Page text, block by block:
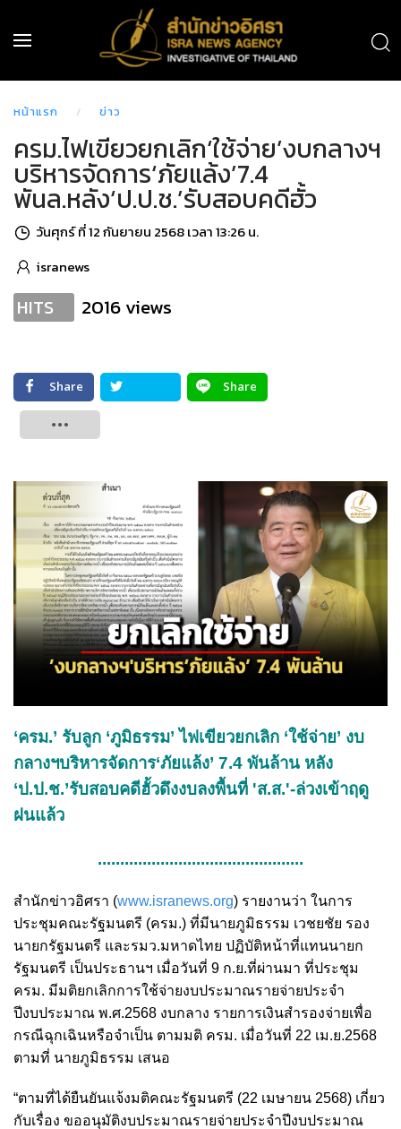
หน้าแรก ข่าว
ครม.ไฟเขียวยกเลิก‘ใช้จ่าย’งบกลางฯ
บริหารจัดการ‘ภัยแล้ง’7.4
พันล.หลัง‘ป.ป.ช.’รับสอบคดีฮั้ว
วันศุกร์ ที่ 12 กันยายน 2568 เวลา 13:26 น.
isranews
HITS 2016 views
Share
Share
‘ครม.’ รับลูก ‘ภูมิธรรม’ ไฟเขียวยกเลิก ‘ใช้จ่าย’ งบ
กลางฯบริหารจัดการ‘ภัยแล้ง’ 7.4 พันล้าน หลัง
‘ป.ป.ช.’รับสอบคดีฮั้วดึงงบลงพื้นที่ 'ส.ส.'-ล่วงเข้าฤดู
ฝนแล้ว
..............................................
สำนักข่าวอิศรา (www.isranews.org) รายงานว่า ในการ
ประชุมคณะรัฐมนตรี (ครม.) ที่มีนายภูมิธรรม เวชยชัย รอง
นายกรัฐมนตรี และรมว.มหาดไทย ปฏิบัติหน้าที่แทนนายก
รัฐมนตรี เป็นประธานฯ เมื่อวันที่ 9 ก.ย.ที่ผ่านมา ที่ประชุม
ครม. มีมติยกเลิกการใช้จ่ายงบประมาณรายจ่ายประจำ
ปีงบประมาณ พ.ศ.2568 งบกลาง รายการเงินสำรองจ่ายเพื่อ
กรณีฉุกเฉินหรือจำเป็น ตามมติ ครม. เมื่อวันที่ 22 เม.ย.2568
ตามที่ นายภูมิธรรม เสนอ
“ตามที่ได้ยืนยันแจ้งมติคณะรัฐมนตรี (22 เมษายน 2568) เกี่ยว
กับเรื่อง ขออนุมัติงบประมาณรายจ่ายประจำปีงบประมาณ